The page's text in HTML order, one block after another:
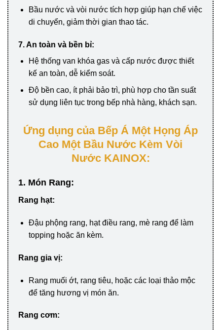
Bầu nước và vòi nước tích hợp giúp hạn chế việc
di chuyển, giảm thời gian thao tác.
7. An toàn và bền bỉ:
Hệ thống van khóa gas và cấp nước được thiết
kế an toàn, dễ kiểm soát.
Độ bền cao, ít phải bảo trì, phù hợp cho tần suất
sử dụng liên tục trong bếp nhà hàng, khách sạn.
Ứng dụng của Bếp Á Một Họng Áp
Cao Một Bầu Nước Kèm Vòi
Nước KAINOX:
1. Món Rang:
Rang hạt:
Đậu phộng rang, hạt điều rang, mè rang để làm
topping hoặc ăn kèm.
Rang gia vị:
Rang muối ớt, rang tiêu, hoặc các loại thảo mộc
để tăng hương vị món ăn.
Rang cơm: